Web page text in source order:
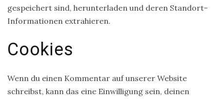
gespeichert sind, herunterladen und deren Standort-
Informationen extrahieren.
Cookies
Wenn du einen Kommentar auf unserer Website
schreibst, kann das eine Einwilligung sein, deinen